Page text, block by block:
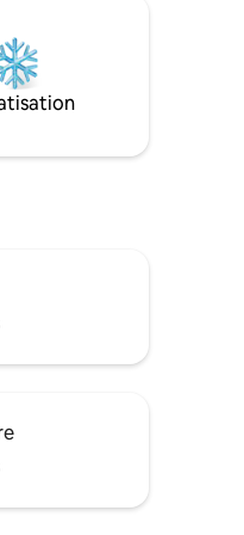
visitez votre
que nous
hâte de vous